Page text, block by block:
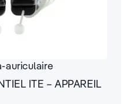
auriculaire
ITE – APPAREIL